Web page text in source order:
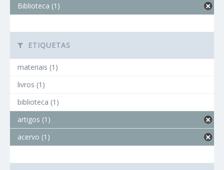
Biblioteca (1)
ETIQUETAS
materiais (1)
livros (1)
biblioteca (1)
artigos (1)
acervo (1)